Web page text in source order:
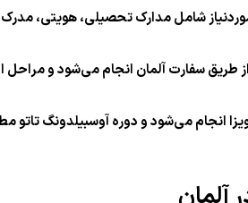
شامل مدارک تحصیلی، هویتی، مدرک
طریق سفارت آلمان انجام می‌شود و مراحل
انجام می‌شود و دوره آوسبیلدونگ تاتو